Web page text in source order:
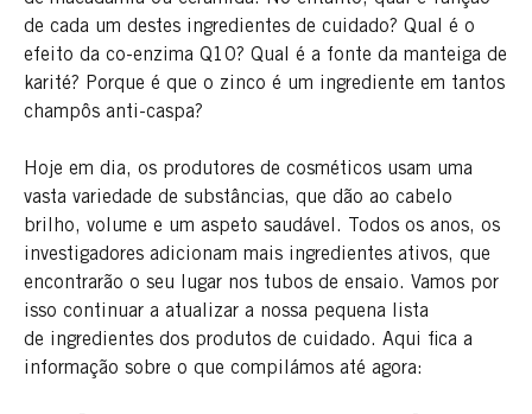
de cada um destes ingredientes de cuidado? Qual é o
efeito da co-enzima Q10? Qual é a fonte da manteiga de
karité? Porque é que o zinco é um ingrediente em tantos
champôs anti-caspa?
Hoje em dia, os produtores de cosméticos usam uma
vasta variedade de substâncias, que dão ao cabelo
brilho, volume e um aspeto saudável. Todos os anos, os
investigadores adicionam mais ingredientes ativos, que
encontrarão o seu lugar nos tubos de ensaio. Vamos por
isso continuar a atualizar a nossa pequena lista
de ingredientes dos produtos de cuidado. Aqui fica a
informação sobre o que compilámos até agora: